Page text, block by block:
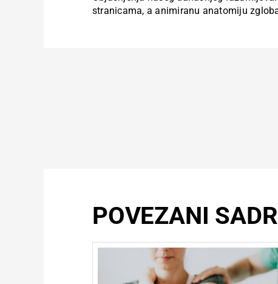
stranicama, a animiranu anatomiju
POVEZANI